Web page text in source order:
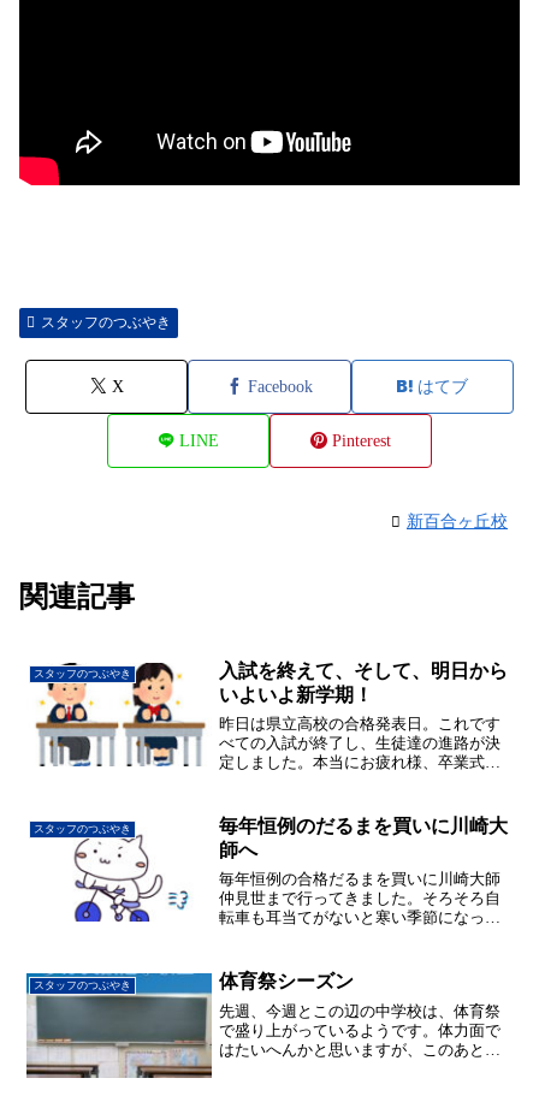
スタッフのつぶやき
X Facebook はてブ
LINE Pinterest
新百合ヶ丘校
関連記事
スタッフのつぶやき
入試を終えて、そして、明日から
いよいよ新学期！
昨日は県立高校の合格発表日。これです
べての入試が終了し、生徒達の進路が決
定しました。本当にお疲れ様、卒業式ま
ら塾は新しい学年での授業がスタートし
ます。今年も宜しくお願い...
スタッフのつぶやき
毎年恒例のだるまを買いに川崎大
師へ
毎年恒例の合格だるまを買いに川崎大師
仲見世まで行ってきました。そろそろ自
転車も耳当てがないと寒い季節になって
は生憎よい天気ではなかったけれど,太陽
の光が放射線状に広が...
スタッフのつぶやき 体育祭シーズン
先週、今週とこの辺の中学校は、体育祭
で盛り上がっているようです。体力面で
はたいへんかと思いますが、このあとに